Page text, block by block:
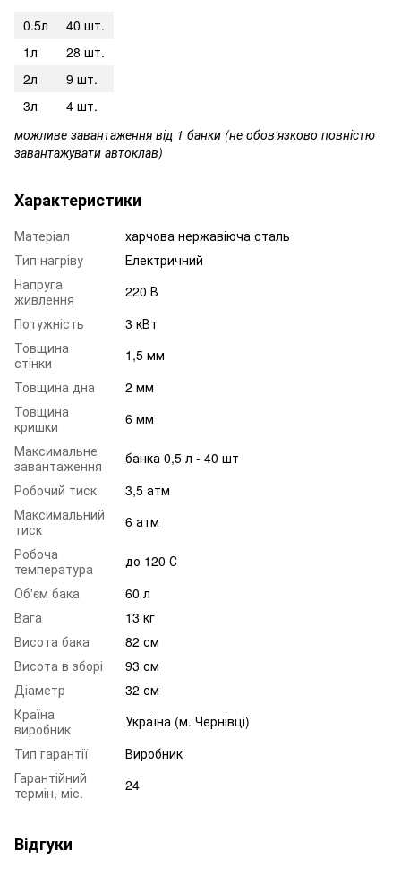
0.5л
40 шт.
1л
28 шт.
2л
9 шт.
3л
4 шт.
можливе завантаження від 1 банки (не обов'язково повністю
завантажувати автоклав)
Характеристики
Матеріал
харчова нержавіюча сталь
Тип нагріву
Електричний
Напруга
живлення
220 В
Потужність
3 кВт
Товщина
стінки
1,5 мм
Товщина дна
2 мм
Товщина
кришки
6 мм
Максимальне
завантаження
банка 0,5 л - 40 шт
Робочий тиск
3,5 атм
Максимальний
тиск
6 атм
Робоча
температура
до 120 С
Об'єм бака
60 л
Вага
13 кг
Висота бака
82 см
Висота в зборі
93 см
Діаметр
32 см
Країна
виробник
Україна (м. Чернівці)
Тип гарантії
Виробник
Гарантійний
термін, міс.
24
Відгуки